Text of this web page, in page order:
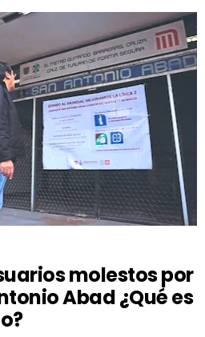
molestos por
Abad ¿Qué es